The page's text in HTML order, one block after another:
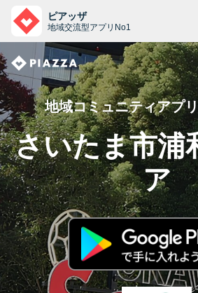
ピアッザ
地域交流型アプリNo1
地域コミュニティアプ
さいたま市浦
ア